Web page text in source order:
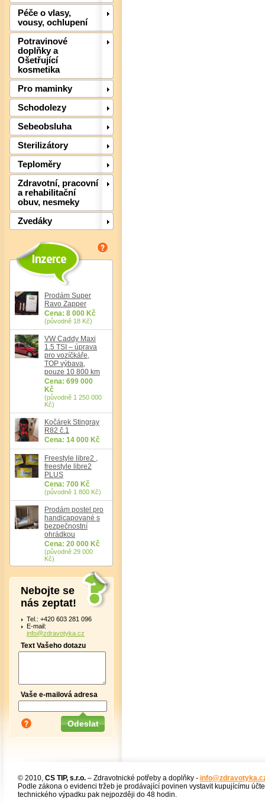
Péče o vlasy,
vousy, ochlupení
Potravinové
doplňky a
Ošetřující
kosmetika
Pro maminky
Schodolezy
Sebeobsluha
Sterilizátory
Teploměry
Zdravotní, pracovní
a rehabilitační
obuv, nesmeky
Zvedáky
Prodám Super
Ravo Zapper
Cena: 8 000 Kč
(původně 18 Kč)
VW Caddy Maxi
1.5 TSI – úprava
pro vozíčkáře,
TOP výbava,
pouze 10 800 km
Cena: 699 000
Kč
(původně 1 250 000
Kč)
Kočárek Stingray
R82 č.1
Cena: 14 000 Kč
Freestyle libre2 ,
freestyle libre2
PLUS
Cena: 700 Kč
(původně 1 800 Kč)
Prodám postel pro
handicapované s
bezpečnostní
ohrádkou
Cena: 20 000 Kč
(původně 29 000
Kč)
Nebojte se
nás zeptat!
Tel.: +420 603 281 096
E-mail:
info@zdravotyka.cz
Text Vašeho dotazu
Vaše e-mailová adresa
© 2010, CS TIP, s.r.o. – Zdravotnické potřeby a doplňky -
Podle zákona o evidenci tržeb je prodávající povinen vystavit kupujícímu
technického výpadku pak nejpozději do 48 hodin.